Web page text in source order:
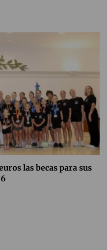
las becas para sus